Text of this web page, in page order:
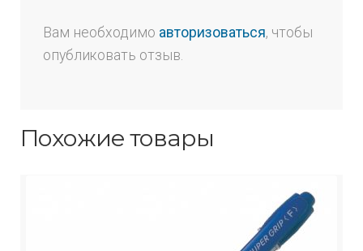
Вам необходимо авторизоваться, чтобы
опубликовать отзыв.
Похожие товары